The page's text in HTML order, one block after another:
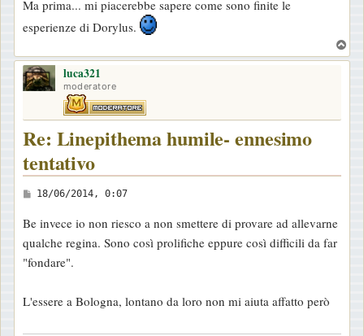
Ma prima... mi piacerebbe sapere come sono finite le
esperienze di Dorylus.
o
luca321
moderatore
Re: Linepithema humile- ennesimo
tentativo
M
s
s
a
g
18/06/2014, 0:07
Be invece io non riesco a non smettere di provare ad allevarne
qualche regina. Sono così prolifiche eppure così difficili da far
"fondare".
L'essere a Bologna, lontano da loro non mi aiuta affatto però